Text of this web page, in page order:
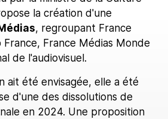
la création d'une
, regroupant France
France, France Médias Monde
de l'audiovisuel.
ait été envisagée, elle a été
d'une des dissolutions de
en 2024. Une proposition